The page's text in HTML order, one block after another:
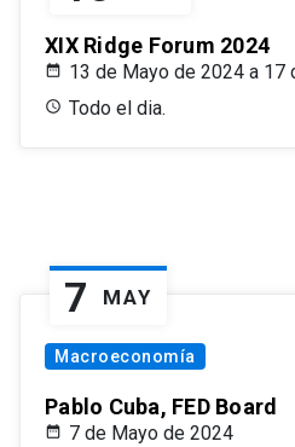
XIX Ridge Forum 2024
13 de Mayo de 2024 a 17
Todo el dia.
7 MAY
Macroeconomía
Pablo Cuba, FED Board
7 de Mayo de 2024